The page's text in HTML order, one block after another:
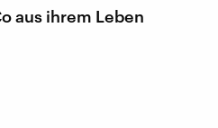
aus ihrem Leben